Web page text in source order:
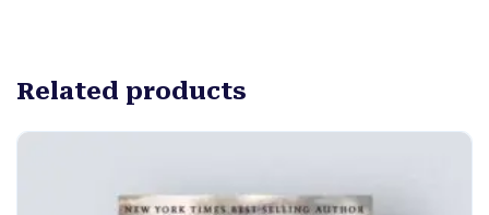
Related products